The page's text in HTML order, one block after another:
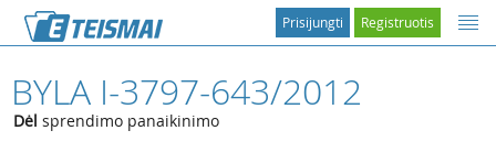
Registruotis
Prisijungti
BYLA I-3797-643/2012
Dėl sprendimo panaikinimo